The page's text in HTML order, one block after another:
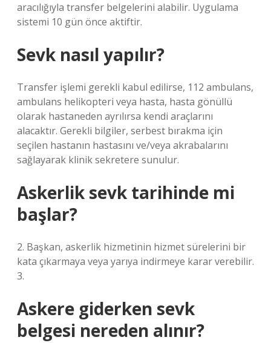
aracılığıyla transfer belgelerini alabilir. Uygulama
sistemi 10 gün önce aktiftir.
Sevk nasıl yapılır?
Transfer işlemi gerekli kabul edilirse, 112 ambulans,
ambulans helikopteri veya hasta, hasta gönüllü
olarak hastaneden ayrılırsa kendi araçlarını
alacaktır. Gerekli bilgiler, serbest bırakma için
seçilen hastanın hastasını ve/veya akrabalarını
sağlayarak klinik sekretere sunulur.
Askerlik sevk tarihinde mi
başlar?
2. Başkan, askerlik hizmetinin hizmet sürelerini bir
kata çıkarmaya veya yarıya indirmeye karar verebilir.
3.
Askere giderken sevk
belgesi nereden alınır?